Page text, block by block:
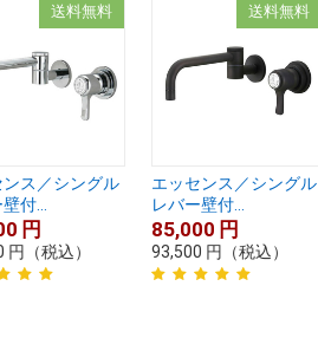
送料無料
ス／シングル
付...
円
円 （税込）
送料無料
エッセンス／シングル
レバー壁付...
85,000 円
93,500 円 （税込）